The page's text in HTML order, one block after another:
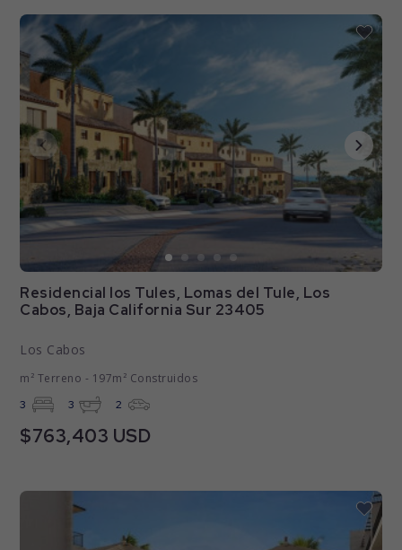
Residencial los Tules, Lomas del Tule, Los
Cabos, Baja California Sur 23405
Los Cabos
m² Terreno - 197m² Construidos
3 3 2
$763,403 USD